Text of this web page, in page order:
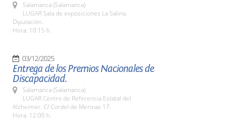
Salamanca (Salamanca)
LUGAR Sala de exposiciones La Salina.
Diputación.
Hora: 10:15 h.
03/12/2025
Entrega de los Premios Nacionales de
Discapacidad.
Salamanca (Salamanca)
LUGAR Centro de Referencia Estatal del
Alzheimer. C/ Cordel de Merinas 17.
Hora: 12:00 h.